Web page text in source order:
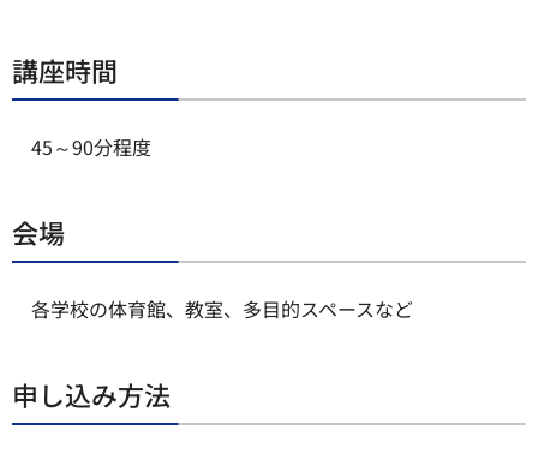
講座時間
45～90分程度
会場
各学校の体育館、教室、多目的スペースなど
申し込み方法